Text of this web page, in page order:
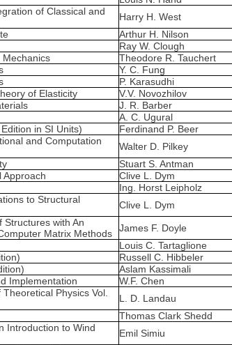
of Classical and
Harry H. West
Arthur H. Nilson
Ray W. Clough
Mechanics Theodore R. Tauchert
Y. C. Fung
P. Karasudhi
of Elasticity V.V. Novozhilov
J. R. Barber
A. C. Ugural
in SI Units) Ferdinand P. Beer
and Computation
Walter D. Pilkey
Stuart S. Antman
Approach Clive L. Dym
Ing. Horst Leipholz
to Structural
Clive L. Dym
Structures with An
Matrix Methods
James F. Doyle
Louis C. Tartaglione
Russell C. Hibbeler
Aslam Kassimali
Implementation W.F. Chen
Physics Vol.
L. D. Landau
Thomas Clark Shedd
Introduction to Wind
Emil Simiu